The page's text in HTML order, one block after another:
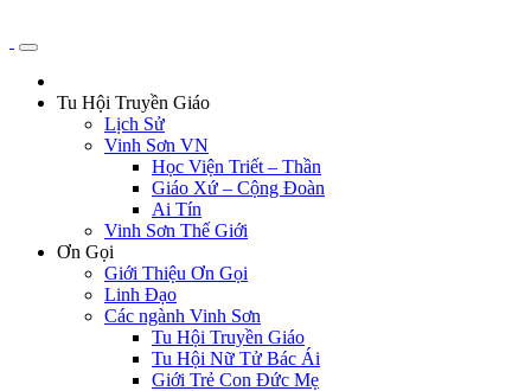
Tu Hội Truyền Giáo
Lịch Sử
Vinh Sơn VN
Học Viện Triết – Thần
Giáo Xứ – Cộng Đoàn
Ai Tín
Vinh Sơn Thế Giới
Ơn Gọi
Giới Thiệu Ơn Gọi
Linh Đạo
Các ngành Vinh Sơn
Tu Hội Truyền Giáo
Tu Hội Nữ Tử Bác Ái
Giới Trẻ Con Đức Mẹ